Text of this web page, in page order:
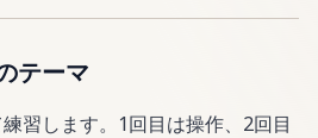
テーマ
習します。1回目は操作、2回目